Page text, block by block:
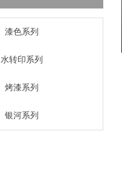
漆色系列
水转印系列
烤漆系列
银河系列